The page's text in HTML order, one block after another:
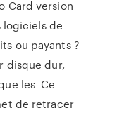
Card version
logiciels de
ou payants ?
disque dur,
les Ce
de retracer